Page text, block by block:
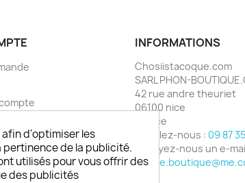
INFORMATIONS
Chosiistacoque.com
SARL PHON-
42 rue andre theuriet
06100 nice
France
Appelez-nous : 09 87
Envoyez-nous un e-
d'optimiser les
de la publicité.
utilisés pour vous offrir des
des publicités